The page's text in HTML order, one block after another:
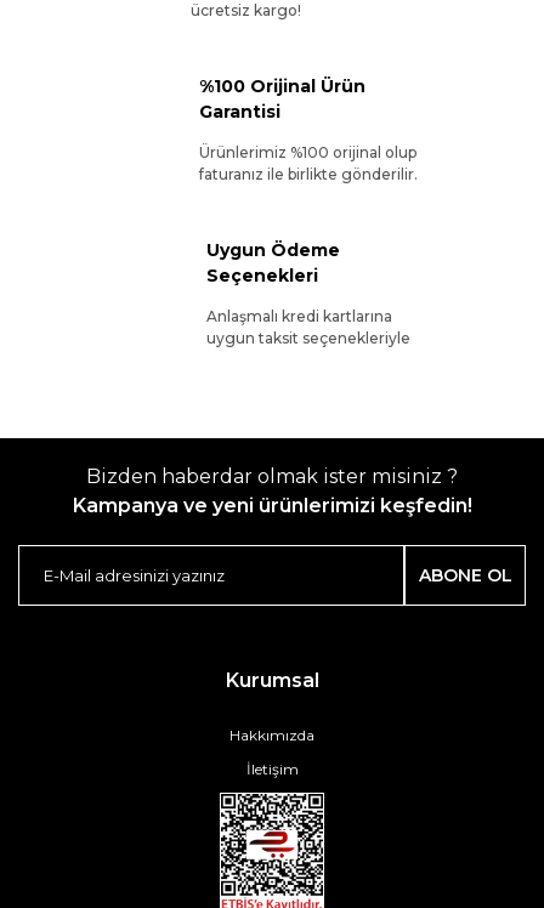
ücretsiz kargo!
%100 Orijinal Ürün
Garantisi
Ürünlerimiz %100 orijinal olup
faturanız ile birlikte gönderilir.
Uygun Ödeme
Seçenekleri
Anlaşmalı kredi kartlarına
uygun taksit seçenekleriyle
Bizden haberdar olmak ister misiniz ?
Kampanya ve yeni ürünlerimizi keşfedin!
ABONE OL
Kurumsal
Hakkımızda
İletişim